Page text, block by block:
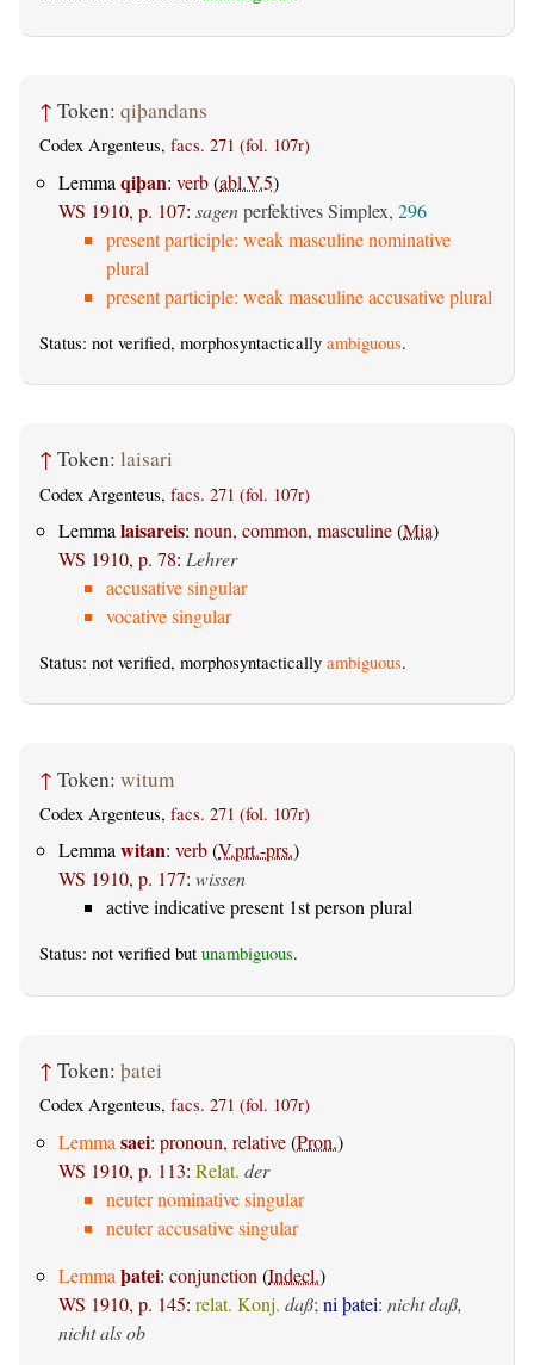
↑ Token: qiþandans
Codex Argenteus, facs. 271 (fol. 107r)
Lemma qiþan: verb(abl.V.5)
WS 1910, p. 107: sagenperfektives Simplex, 296
present participle: weak masculine nominative
plural
present participle: weak masculine accusative plural
Status: not verified, morphosyntactically ambiguous.
↑ Token: laisari
Codex Argenteus, facs. 271 (fol. 107r)
Lemma laisareis: noun, common, masculine(Mia)
WS 1910, p. 78: Lehrer
accusative singular
vocative singular
Status: not verified, morphosyntactically ambiguous.
↑ Token: witum
Codex Argenteus, facs. 271 (fol. 107r)
Lemmawitan: verb(V.prt.-prs.)
WS 1910, p. 177: wissen
active indicative present 1st person plural
Status: not verified but unambiguous.
↑ Token: þatei
Codex Argenteus, facs. 271 (fol. 107r)
Lemma saei: pronoun, relative(Pron.)
WS 1910, p. 113: Relat. der
neuter nominative singular
neuter accusative singular
Lemma þatei: conjunction (Indecl.)
WS 1910, p. 145: relat. Konj. daß; ni þatei: nicht daß,
nicht als ob